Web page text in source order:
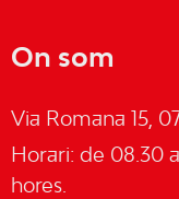
On som
Via Romana 15,
Horari: de 08.30
hores.